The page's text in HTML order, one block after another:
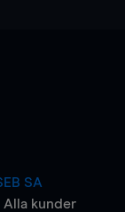
SA
Alla kunder